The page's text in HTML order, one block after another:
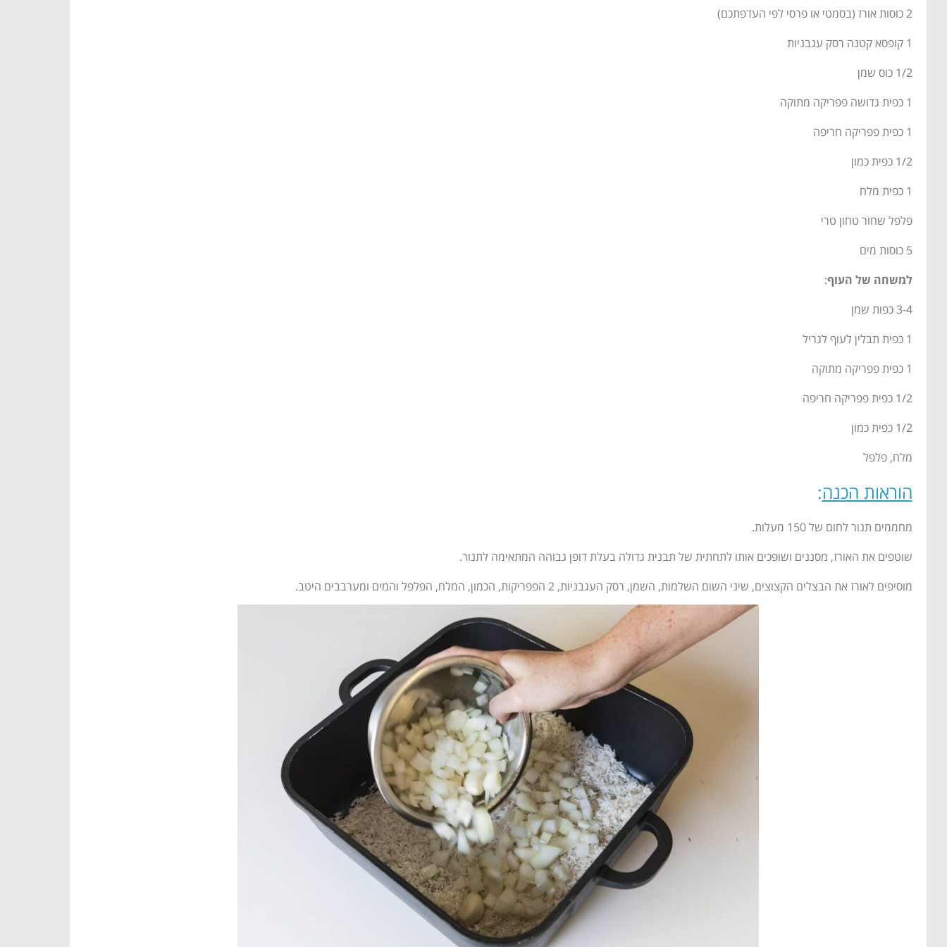
2 כוסות אורז (בסמטי או פרסי לפי העדפתכם)
1 קופסא קטנה רסק עגבניות
1/2 כוס שמן
1 כפית גדושה פפריקה מתוקה
1 כפית פפריקה חריפה
1/2 כפית כמון
1 כפית מלח
פלפל שחור טחון טרי
5 כוסות מים
למשחה של העוף:
3-4 כפות שמן
1 כפית תבלין לעוף לגריל
1 כפית פפריקה מתוקה
1/2 כפית פפריקה חריפה
1/2 כפית כמון
מלח, פלפל
הוראות הכנה:
מחממים תנור לחום של 150 מעלות.
שוטפים את האורז, מסננים ושופכים אותו לתחתית של תבנית גדולה בעלת דופן גבוהה המתאימה לתנור.
מוסיפים לאורז את הבצלים הקצוצים, שיני השום השלמות, השמן, רסק העגבניות, 2 הפפריקות, הכמון, המלח, הפלפל והמים ומערבבים היטב.